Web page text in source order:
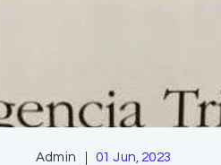
Admin 01 Jun, 2023